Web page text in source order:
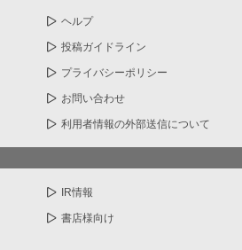
ヘルプ
投稿ガイドライン
プライバシーポリシー
お問い合わせ
利用者情報の外部送信について
IR情報
書店様向け